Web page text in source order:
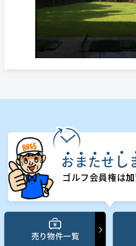
おまたせ し
ゴルフ会員権は
売り物件一覧